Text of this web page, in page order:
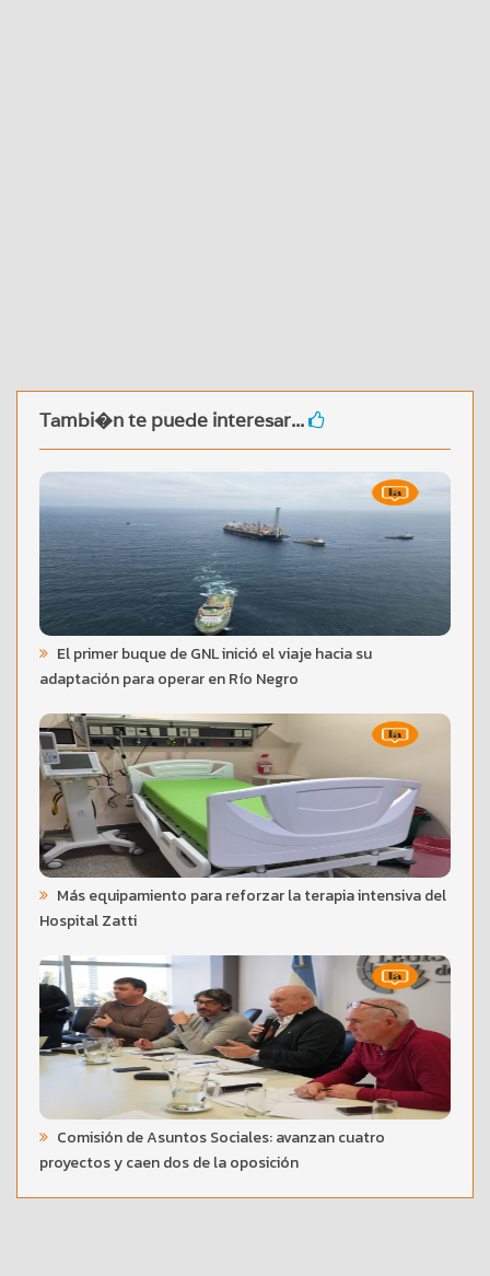
Tambi�n te puede interesar...
El primer buque de GNL inició el viaje hacia su
adaptación para operar en Río Negro
Más equipamiento para reforzar la terapia intensiva del
Hospital Zatti
Comisión de Asuntos Sociales: avanzan cuatro
proyectos y caen dos de la oposición